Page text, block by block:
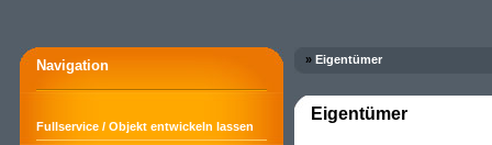
Navigation
Fullservice / Objekt entwickeln lassen
» Eigentümer
Eigentümer